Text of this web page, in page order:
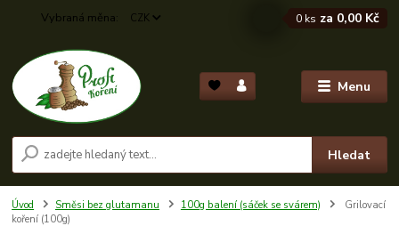
Menu
CZK
Hledat
0 ks za 0,00 Kč
Úvod Směsi bez glutamanu 100g balení (sáček se svárem)
Grilovací
koření (100g)